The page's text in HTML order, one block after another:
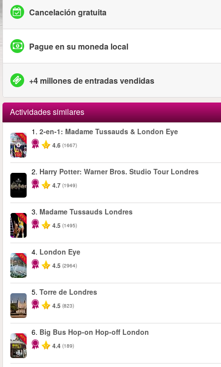
Cancelación gratuita
Pague en su moneda local
+4 millones de entradas vendidas
Actividades similares
-40%
1. 2-en-1: Madame Tussauds & London Eye
4.6 (1667)
2. Harry Potter: Warner Bros. Studio Tour Londres
4.7 (1949)
-25%
3. Madame Tussauds Londres
4.5 (1495)
-25%
4. London Eye
4.5 (2964)
5. Torre de Londres
4.5 (823)
-40%
6. Big Bus Hop-on Hop-off London
4.4 (189)